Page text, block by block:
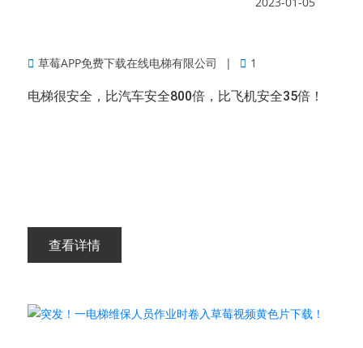
草莓APP免费下载在线电梯有限公司 1
电梯很安全，比汽车安全800倍，比飞机安全35倍！
查看详情